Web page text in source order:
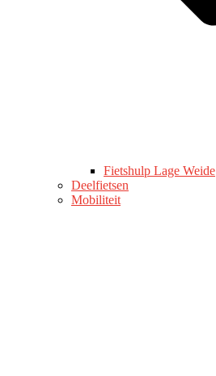
Fietshulp Lage Weide
Deelfietsen
Mobiliteit